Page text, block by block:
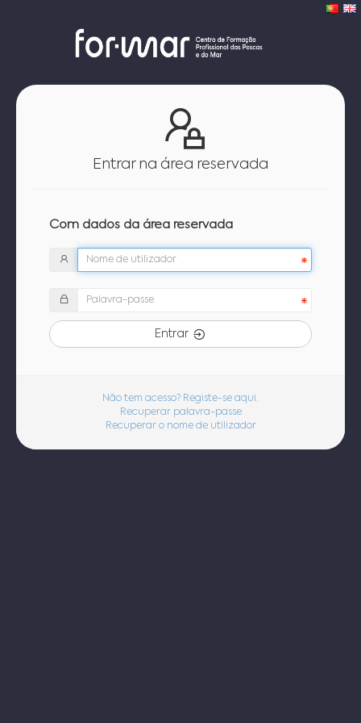
Entrar na área reservada
Com dados da área reservada
Entrar
Não tem acesso? Registe-se aqui.
Recuperar palavra-passe
Recuperar o nome de utilizador